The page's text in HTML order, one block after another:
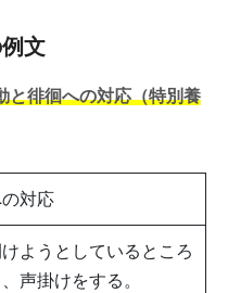
文
と徘徊への対応（特別養
対応
ようとしているところ
声掛けをする。